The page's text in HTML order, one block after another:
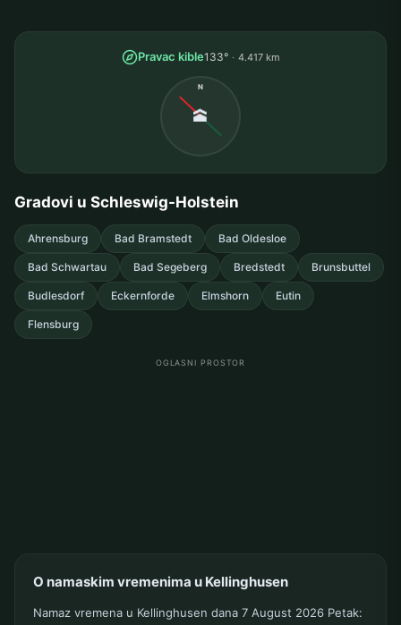
Pravac kible133° 4.417 km
N
🕋
Gradovi u Schleswig-Holstein
Ahrensburg Bad Bramstedt Bad Oldesloe
Bad Schwartau Bad Segeberg Bredstedt Brunsbuttel
Budlesdorf Eckernforde Elmshorn Eutin
Flensburg
OGLASNI PROSTOR
O namaskim vremenima u Kellinghusen
Namaz vremena u Kellinghusen dana 7 August 2026 Petak: